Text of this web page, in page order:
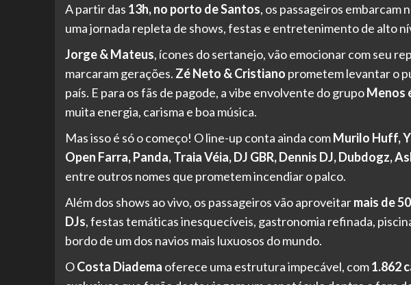
A partir das 13h, no porto de Santos, os passageiros embarcam
uma jornada repleta de shows, festas e entretenimento de alto
Jorge & Mateus, ícones do sertanejo, vão emocionar com seu
marcaram gerações. Zé Neto & Cristiano prometem levantar o
país. E para os fãs de pagode, a vibe envolvente do grupoMenos
muita energia, carisma e boa música.
Mas isso é só o começo! O line-up conta ainda comMurilo Huff,
Open Farra, Panda, Traia Véia, DJ GBR, Dennis DJ, Dubdogz,
entre outros nomes que prometem incendiar o palco.
Além dos shows ao vivo, os passageiros vão aproveitarmais de
DJs, festas temáticas inesquecíveis, gastronomia refinada,
bordo de um dos navios mais luxuosos do mundo.
OCosta Diadema oferece uma estrutura impecável, com1.862